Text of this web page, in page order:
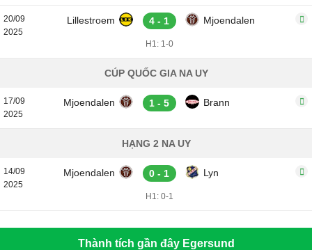
20/09
2025
Lillestroem 4 - 1 Mjoendalen
H1: 1-0
CÚP QUỐC GIA NA UY
17/09
2025
Mjoendalen 1 - 5 Brann
HẠNG 2 NA UY
14/09
2025
Mjoendalen 0 - 1 Lyn
H1: 0-1
Thành tích gần đây Egersund